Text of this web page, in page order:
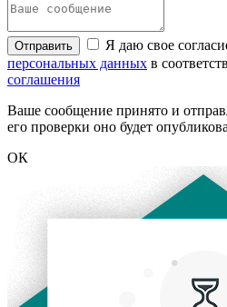
Отправить Я даю свое
персональных данных в
соглашения
Ваше сообщение принято и
его проверки оно будет
ОК